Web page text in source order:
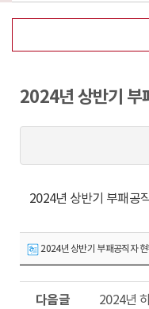
지
메
인
이
2024년 상반기 부
2024년 상반기 부패공
2024년 상반기 부패공직자
2024년